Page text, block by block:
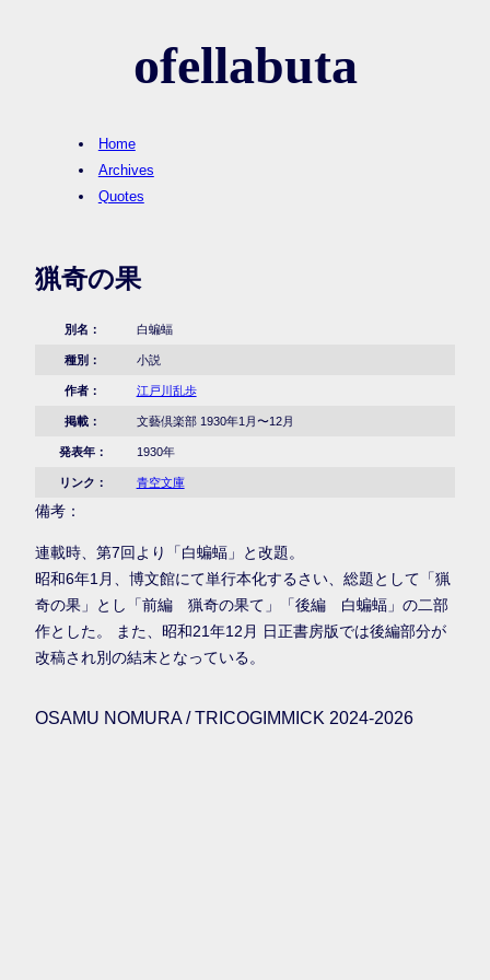
ofellabuta
Home
Archives
Quotes
猟奇の果
別名： 白蝙蝠
種別： 小説
作者： 江戸川乱歩
掲載： 文藝倶楽部 1930年1月〜12月
発表年： 1930年
リンク： 青空文庫
備考：
連載時、第7回より「白蝙蝠」と改題。
昭和6年1月、博文館にて単行本化するさい、総題として「猟
奇の果」とし「前編 猟奇の果て」「後編 白蝙蝠」の二部
作とした。 また、昭和21年12月 日正書房版では後編部分が
改稿され別の結末となっている。
OSAMU NOMURA / TRICOGIMMICK 2024-2026